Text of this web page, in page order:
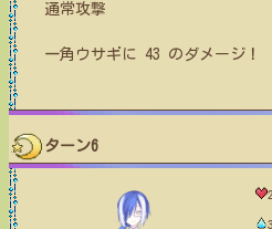
通常攻撃
一角ウサギ に 43 のダメージ！
ターン6